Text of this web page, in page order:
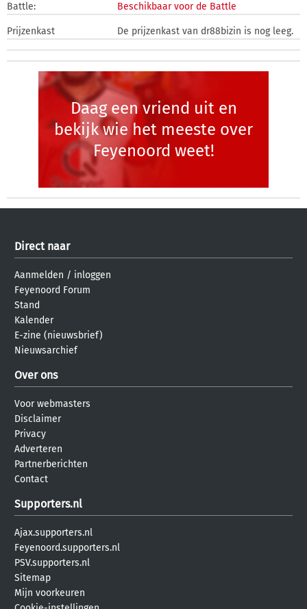
Battle:
Beschikbaar voor de Battle
Prijzenkast De prijzenkast van dr88bizin is nog leeg.
Daag een vriend uit en
bekijk wie het meeste over
Feyenoord weet!
Direct naar
Aanmelden / inloggen
Feyenoord Forum
Stand
Kalender
E-zine (nieuwsbrief)
Nieuwsarchief
Over ons
Voor webmasters
Disclaimer
Privacy
Adverteren
Partnerberichten
Contact
Supporters.nl
Ajax.supporters.nl
Feyenoord.supporters.nl
PSV.supporters.nl
Sitemap
Mijn voorkeuren